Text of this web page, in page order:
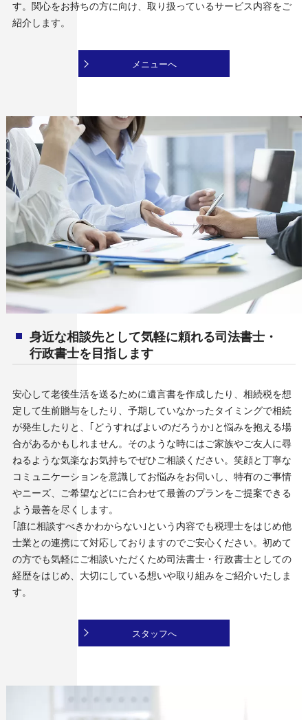
す。関心をお持ちの方に向け、取り扱っているサービス内容をご
紹介します。
メニューへ
身近な相談先として気軽に頼れる司法書士・
行政書士を目指します
安心して老後生活を送るために遺言書を作成したり、相続税を想
定して生前贈与をしたり、予期していなかったタイミングで相続
が発生したりと、｢どうすればよいのだろうか｣と悩みを抱える場
合があるかもしれません。そのような時にはご家族やご友人に尋
ねるような気楽なお気持ちでぜひご相談ください。笑顔と丁寧な
コミュニケーションを意識してお悩みをお伺いし、特有のご事情
やニーズ、ご希望などにに合わせて最善のプランをご提案できる
よう最善を尽くします。
｢誰に相談すべきかわからない｣という内容でも税理士をはじめ他
士業との連携にて対応しておりますのでご安心ください。初めて
の方でも気軽にご相談いただくため司法書士・行政書士としての
経歴をはじめ、大切にしている想いや取り組みをご紹介いたしま
す。
スタッフへ